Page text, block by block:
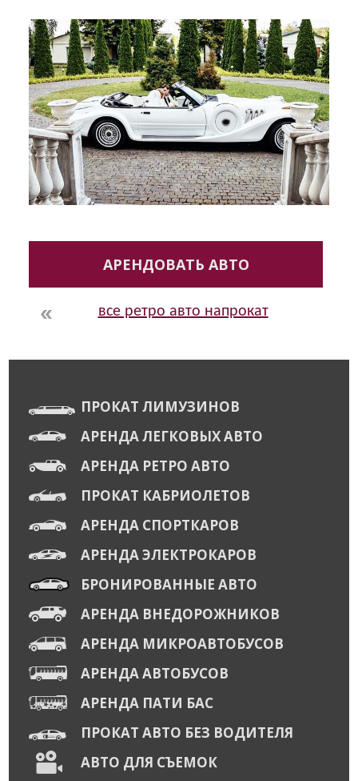
АРЕНДОВАТЬ АВТО
все ретро авто напрокат
ПРОКАТ ЛИМУЗИНОВ
АРЕНДА ЛЕГКОВЫХ АВТО
АРЕНДА РЕТРО АВТО
ПРОКАТ КАБРИОЛЕТОВ
АРЕНДА СПОРТКАРОВ
АРЕНДА ЭЛЕКТРОКАРОВ
БРОНИРОВАННЫЕ АВТО
АРЕНДА ВНЕДОРОЖНИКОВ
АРЕНДА МИКРОАВТОБУСОВ
АРЕНДА АВТОБУСОВ
АРЕНДА ПАТИ БАС
ПРОКАТ АВТО БЕЗ ВОДИТЕЛЯ
АВТО ДЛЯ СЪЕМОК